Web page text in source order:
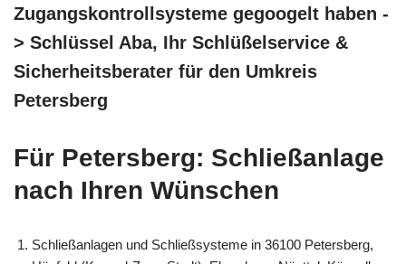
Zugangskontrollsysteme gegoogelt haben -
> Schlüssel Aba, Ihr Schlüßelservice &
Sicherheitsberater für den Umkreis
Petersberg
Für Petersberg: Schließanlage
nach Ihren Wünschen
Schließanlagen und Schließsysteme in 36100 Petersberg,